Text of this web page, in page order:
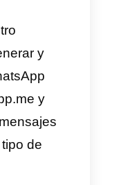
usada en el
decir que la
tienen
de WhatsApp
con
colegas,